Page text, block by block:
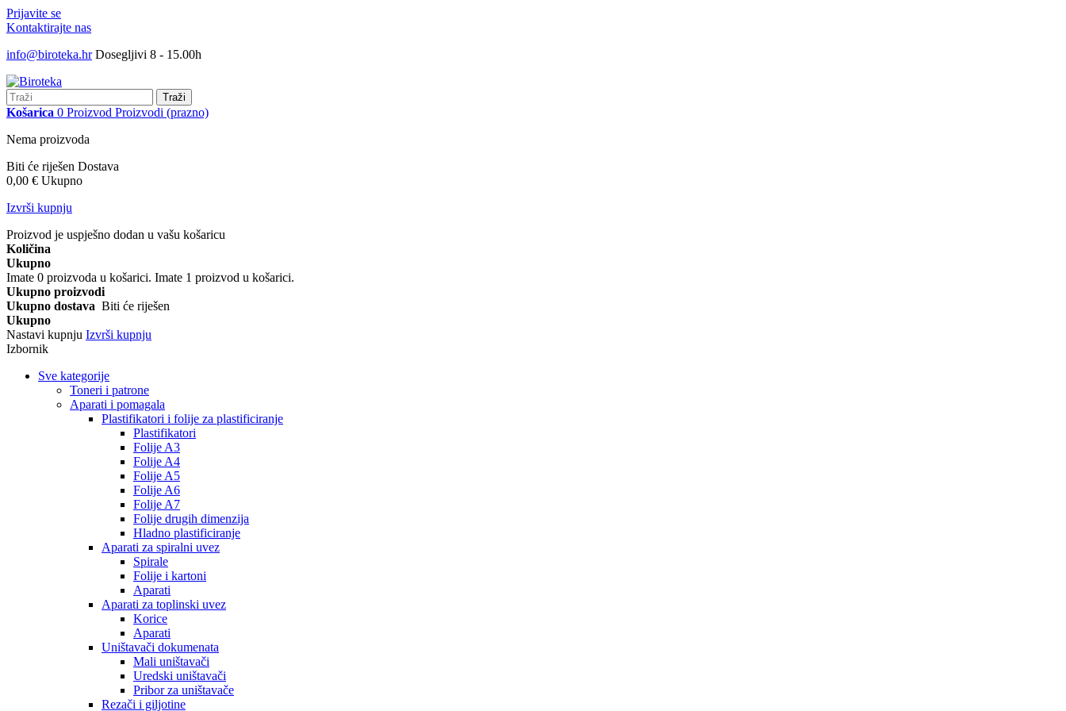
Prijavite se
Kontaktirajte nas
info@biroteka.hr Dosegljivi 8 - 15.00h
Traži
Košarica 0 Proizvod Proizvodi (prazno)
Nema proizvoda
Biti će riješen Dostava
0,00 € Ukupno
Izvrši kupnju
Proizvod je uspješno dodan u vašu košaricu
Količina
Ukupno
Imate 0 proizvoda u košarici. Imate 1 proizvod u košarici.
Ukupno proizvodi
Ukupno dostava Biti će riješen
Ukupno
Nastavi kupnju Izvrši kupnju
Izbornik
Sve kategorije
Toneri i patrone
Aparati i pomagala
Plastifikatori i folije za plastificiranje
Plastifikatori
Folije A3
Folije A4
Folije A5
Folije A6
Folije A7
Folije drugih dimenzija
Hladno plastificiranje
Aparati za spiralni uvez
Spirale
Folije i kartoni
Aparati
Aparati za toplinski uvez
Korice
Aparati
Uništavači dokumenata
Mali uništavači
Uredski uništavači
Pribor za uništavače
Rezači i giljotine